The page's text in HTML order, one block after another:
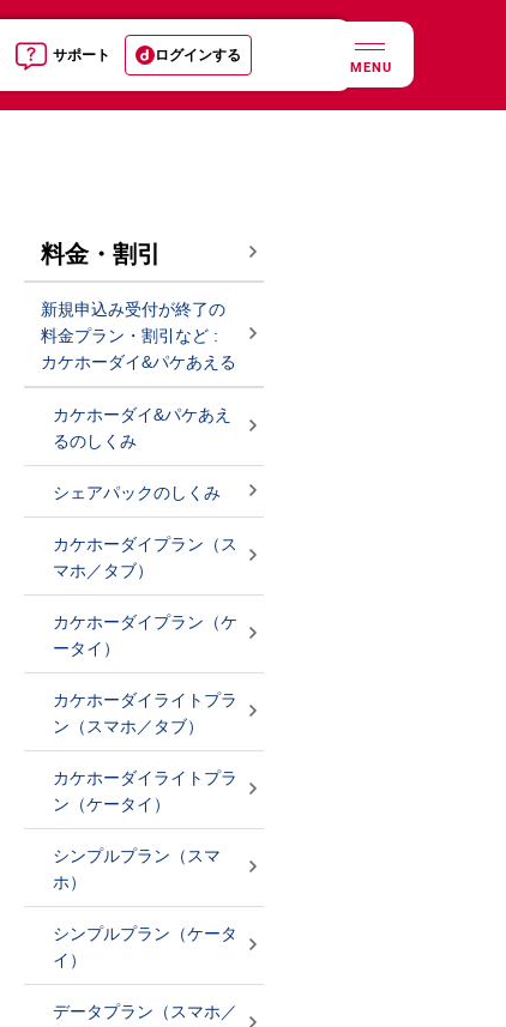
サポート ログインする
MENU
料金・割引
新規申込み受付が終了の
料金プラン・割引など :
カケホーダイ&パケあえる
カケホーダイ&パケあえ
るのしくみ
シェアパックのしくみ
カケホーダイプラン（ス
マホ／タブ）
カケホーダイプラン（ケ
ータイ）
カケホーダイライトプラ
ン（スマホ／タブ）
カケホーダイライトプラ
ン（ケータイ）
シンプルプラン（スマ
ホ）
シンプルプラン（ケータ
イ）
データプラン（スマホ／